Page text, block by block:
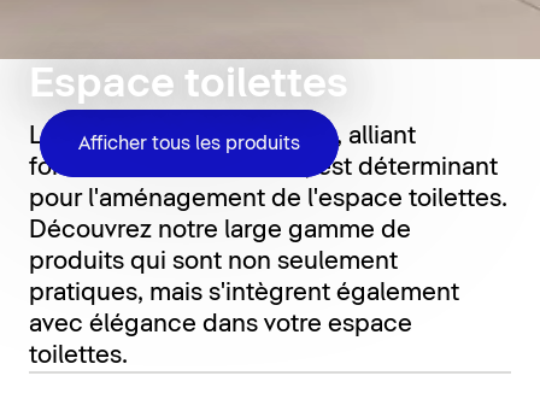
Espace toilettes
Afficher tous les produits
Le choix des bons produits, alliant
fonctionnalité et confort, est déterminant
pour l'aménagement de l'espace toilettes.
Découvrez notre large gamme de
produits qui sont non seulement
pratiques, mais s'intègrent également
avec élégance dans votre espace
toilettes.